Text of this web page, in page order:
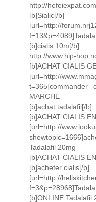
http://
[b]Sialic[/b]
[url=http://
[b]cialis 10m[/b]
http://www.hip-
[b]ACHAT CIALIS
[url=http://
MARCHE
[b]achat tadalafil[/b]
[b]ACHAT CIALIS
[url=http://
Tadalafil 20mg
[b]ACHAT CIALIS
[b]acheter cialis[/b]
[url=http://
[b]ONLINE Tadalafil